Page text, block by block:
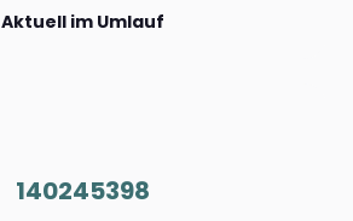
Aktuell im Umlauf
140245398